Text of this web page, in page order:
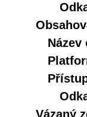
Název
Vázaný